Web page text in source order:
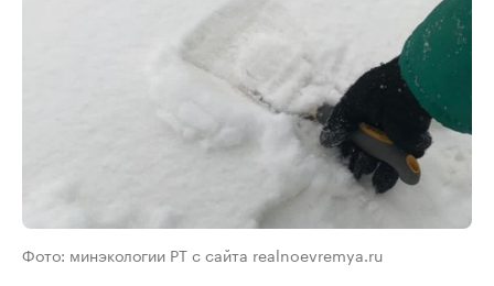
Фото: минэкологии РТ с сайта realnoevremya.ru